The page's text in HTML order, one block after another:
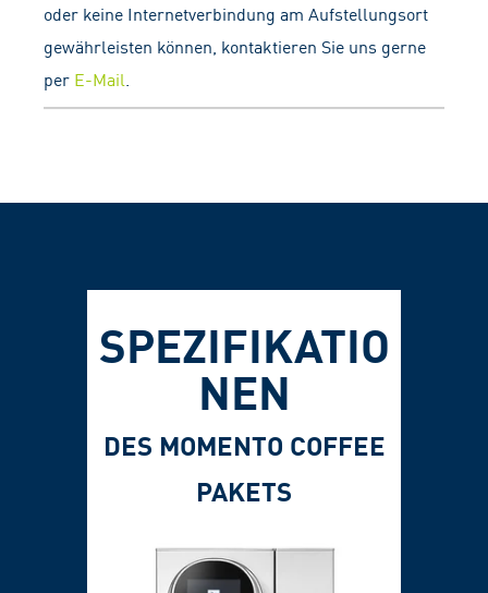
oder keine Internetverbindung am Aufstellungsort
gewährleisten können, kontaktieren Sie uns gerne
per E-Mail.
SPEZIFIKATIO
NEN
DES MOMENTO COFFEE
PAKETS